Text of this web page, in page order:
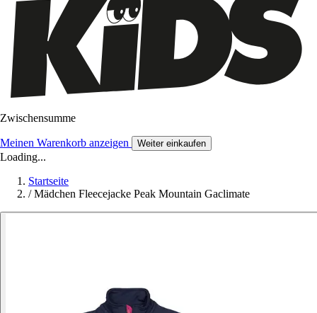
Zwischensumme
Meinen Warenkorb anzeigen Weiter einkaufen
Loading...
Startseite
/ Mädchen Fleecejacke Peak Mountain Gaclimate